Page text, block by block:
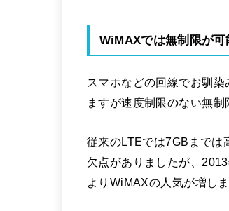
WiMAXでは無制限が可
スマホなどの回線でお馴
ますが速度制限のない無
従来のLTEでは7GBまでは
欠点がありましたが、
よりWiMAXの人気が増しま